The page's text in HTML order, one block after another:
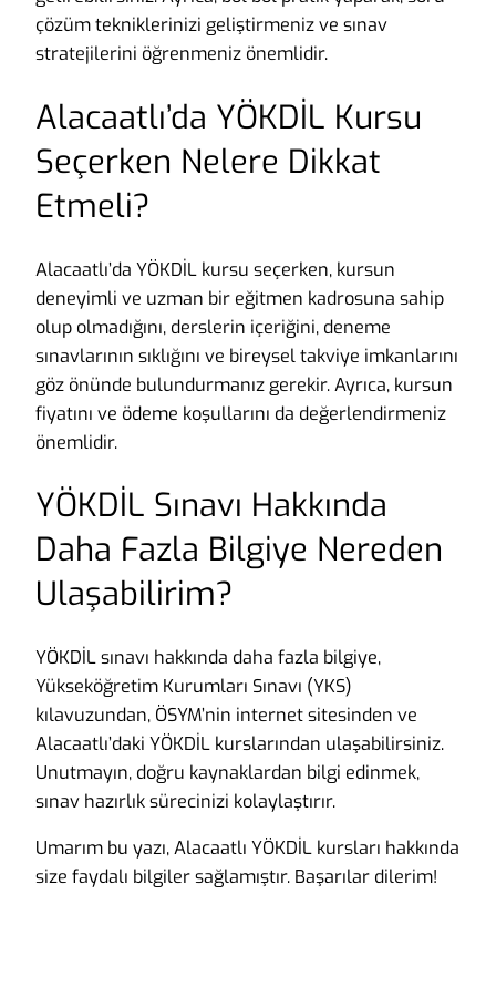
çözüm tekniklerinizi geliştirmeniz ve sınav
stratejilerini öğrenmeniz önemlidir.
Alacaatlı’da YÖKDİL Kursu
Seçerken Nelere Dikkat
Etmeli?
Alacaatlı’da YÖKDİL kursu seçerken, kursun
deneyimli ve uzman bir eğitmen kadrosuna sahip
olup olmadığını, derslerin içeriğini, deneme
sınavlarının sıklığını ve bireysel takviye imkanlarını
göz önünde bulundurmanız gerekir. Ayrıca, kursun
fiyatını ve ödeme koşullarını da değerlendirmeniz
önemlidir.
YÖKDİL Sınavı Hakkında
Daha Fazla Bilgiye Nereden
Ulaşabilirim?
YÖKDİL sınavı hakkında daha fazla bilgiye,
Yükseköğretim Kurumları Sınavı (YKS)
kılavuzundan, ÖSYM’nin internet sitesinden ve
Alacaatlı’daki YÖKDİL kurslarından ulaşabilirsiniz.
Unutmayın, doğru kaynaklardan bilgi edinmek,
sınav hazırlık sürecinizi kolaylaştırır.
Umarım bu yazı, Alacaatlı YÖKDİL kursları hakkında
size faydalı bilgiler sağlamıştır. Başarılar dilerim!